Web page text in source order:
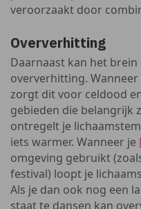
veroorzaakt door
Oververhitting
Daarnaast kan het
oververhitting.
zorgt dit voor celdood
gebieden die belangrijk
ontregelt je
iets warmer. Wanneer je
omgeving gebruikt
festival) loopt je
Als je dan ook nog een
staat te dansen kan